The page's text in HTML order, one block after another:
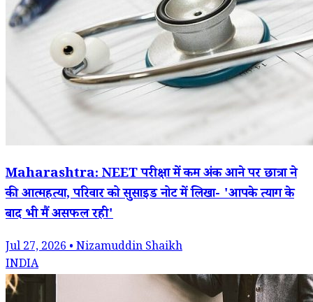
Maharashtra: NEET परीक्षा में कम अंक आने पर छात्रा ने
की आत्महत्या, परिवार को सुसाइड नोट में लिखा- 'आपके त्याग के
बाद भी मैं असफल रही'
Jul 27, 2026 • Nizamuddin Shaikh
INDIA